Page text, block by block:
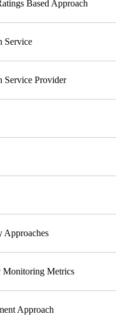
Based Approach
Service
Service Provider
Approaches
Metrics
Approach